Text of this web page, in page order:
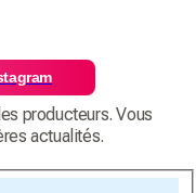
producteurs. Vous
actualités.